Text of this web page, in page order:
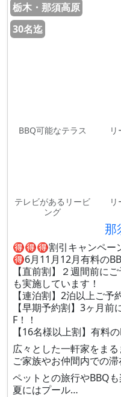
栃木・那須高原
30名迄
BBQ可能なテラス
テレビがあるリービ
ング
那
🉐🉐🉐割引キャンペ
🉐6月11月12月有料の
【直前割】２週間前に
も実施しています！
【連泊割】2泊以上ご予
【早期予約割】3ヶ月
F！！
【16名様以上割】有料
広々とした一軒家をまる
ご家族やお仲間内での
ペットとの旅行やBBQ
夏にはプール…